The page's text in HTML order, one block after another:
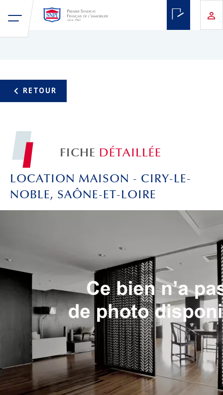
FICHE DÉTAILLÉE
LOCATION MAISON - CIRY-LE-
NOBLE, SAÔNE-ET-LOIRE